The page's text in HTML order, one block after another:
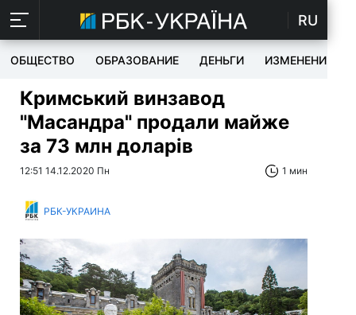
RU
ОБЩЕСТВО ОБРАЗОВАНИЕ ДЕНЬГИ ИЗМЕНЕНИЯ
Кримський винзавод
"Масандра" продали майже
за 73 млн доларів
12:51 14.12.2020 Пн 1 мин
РБК-УКРАИНА